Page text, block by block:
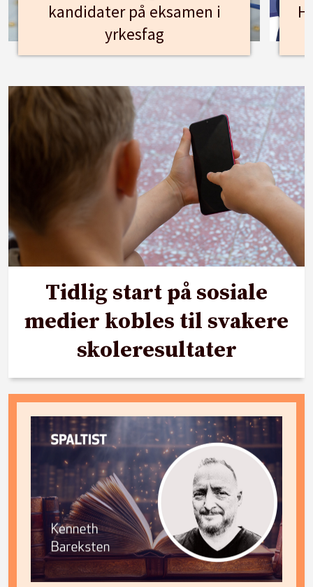
kandidater på eksamen i
yrkesfag
Tidlig start på sosiale
medier kobles til svakere
skoleresultater